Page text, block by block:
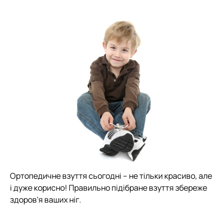
Ортопедичне взуття сьогодні – не тільки красиво, але
і дуже корисно! Правильно підібране взуття збереже
здоров'я ваших ніг.